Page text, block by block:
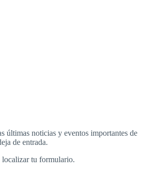
últimas noticias y eventos importantes de
de entrada.
localizar tu formulario.